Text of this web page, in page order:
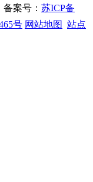
案号： 苏ICP备
号 网站地图 站点